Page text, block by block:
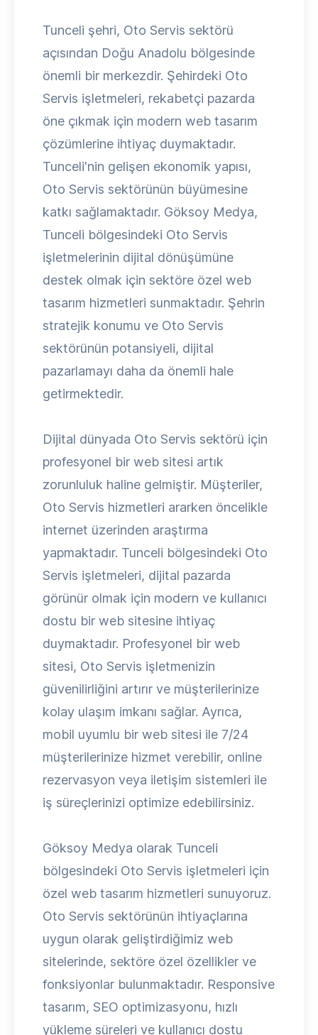
Tunceli şehri, Oto Servis sektörü
açısından Doğu Anadolu bölgesinde
önemli bir merkezdir. Şehirdeki Oto
Servis işletmeleri, rekabetçi pazarda
öne çıkmak için modern web tasarım
çözümlerine ihtiyaç duymaktadır.
Tunceli'nin gelişen ekonomik yapısı,
Oto Servis sektörünün büyümesine
katkı sağlamaktadır. Göksoy Medya,
Tunceli bölgesindeki Oto Servis
işletmelerinin dijital dönüşümüne
destek olmak için sektöre özel web
tasarım hizmetleri sunmaktadır. Şehrin
stratejik konumu ve Oto Servis
sektörünün potansiyeli, dijital
pazarlamayı daha da önemli hale
getirmektedir.
Dijital dünyada Oto Servis sektörü için
profesyonel bir web sitesi artık
zorunluluk haline gelmiştir. Müşteriler,
Oto Servis hizmetleri ararken öncelikle
internet üzerinden araştırma
yapmaktadır. Tunceli bölgesindeki Oto
Servis işletmeleri, dijital pazarda
görünür olmak için modern ve kullanıcı
dostu bir web sitesine ihtiyaç
duymaktadır. Profesyonel bir web
sitesi, Oto Servis işletmenizin
güvenilirliğini artırır ve müşterilerinize
kolay ulaşım imkanı sağlar. Ayrıca,
mobil uyumlu bir web sitesi ile 7/24
müşterilerinize hizmet verebilir, online
rezervasyon veya iletişim sistemleri ile
iş süreçlerinizi optimize edebilirsiniz.
Göksoy Medya olarak Tunceli
bölgesindeki Oto Servis işletmeleri için
özel web tasarım hizmetleri sunuyoruz.
Oto Servis sektörünün ihtiyaçlarına
uygun olarak geliştirdiğimiz web
sitelerinde, sektöre özel özellikler ve
fonksiyonlar bulunmaktadır. Responsive
tasarım, SEO optimizasyonu, hızlı
yükleme süreleri ve kullanıcı dostu